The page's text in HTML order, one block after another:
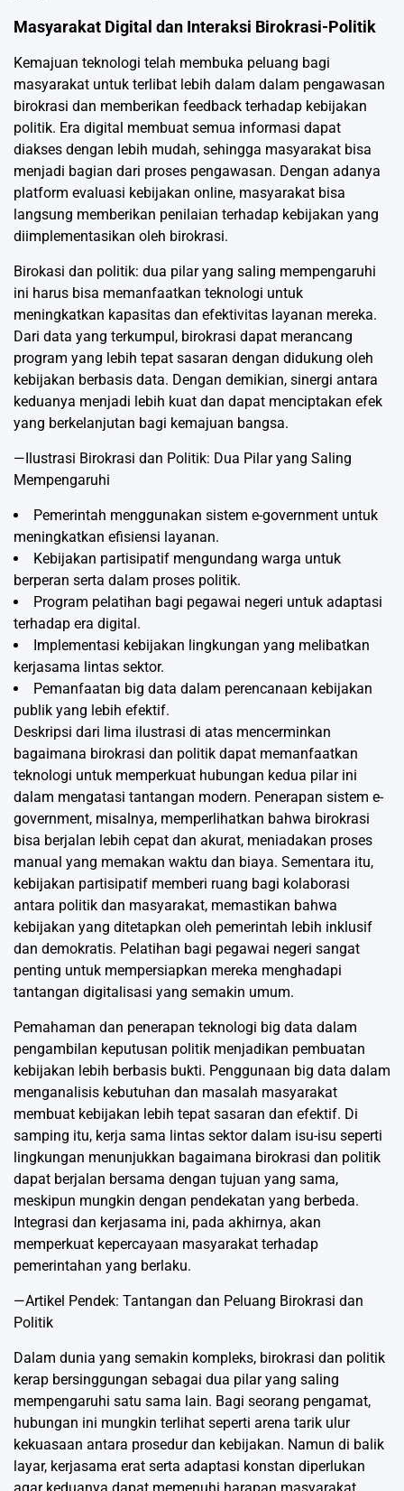
Masyarakat Digital dan Interaksi Birokrasi-Politik
Kemajuan teknologi telah membuka peluang bagi
masyarakat untuk terlibat lebih dalam dalam pengawasan
birokrasi dan memberikan feedback terhadap kebijakan
politik. Era digital membuat semua informasi dapat
diakses dengan lebih mudah, sehingga masyarakat bisa
menjadi bagian dari proses pengawasan. Dengan adanya
platform evaluasi kebijakan online, masyarakat bisa
langsung memberikan penilaian terhadap kebijakan yang
diimplementasikan oleh birokrasi.
Birokasi dan politik: dua pilar yang saling mempengaruhi
ini harus bisa memanfaatkan teknologi untuk
meningkatkan kapasitas dan efektivitas layanan mereka.
Dari data yang terkumpul, birokrasi dapat merancang
program yang lebih tepat sasaran dengan didukung oleh
kebijakan berbasis data. Dengan demikian, sinergi antara
keduanya menjadi lebih kuat dan dapat menciptakan efek
yang berkelanjutan bagi kemajuan bangsa.
—Ilustrasi Birokrasi dan Politik: Dua Pilar yang Saling
Mempengaruhi
Pemerintah menggunakan sistem e-government untuk
meningkatkan efisiensi layanan.
Kebijakan partisipatif mengundang warga untuk
berperan serta dalam proses politik.
Program pelatihan bagi pegawai negeri untuk adaptasi
terhadap era digital.
Implementasi kebijakan lingkungan yang melibatkan
kerjasama lintas sektor.
Pemanfaatan big data dalam perencanaan kebijakan
publik yang lebih efektif.
Deskripsi dari lima ilustrasi di atas mencerminkan
bagaimana birokrasi dan politik dapat memanfaatkan
teknologi untuk memperkuat hubungan kedua pilar ini
dalam mengatasi tantangan modern. Penerapan sistem e-
government, misalnya, memperlihatkan bahwa birokrasi
bisa berjalan lebih cepat dan akurat, meniadakan proses
manual yang memakan waktu dan biaya. Sementara itu,
kebijakan partisipatif memberi ruang bagi kolaborasi
antara politik dan masyarakat, memastikan bahwa
kebijakan yang ditetapkan oleh pemerintah lebih inklusif
dan demokratis. Pelatihan bagi pegawai negeri sangat
penting untuk mempersiapkan mereka menghadapi
tantangan digitalisasi yang semakin umum.
Pemahaman dan penerapan teknologi big data dalam
pengambilan keputusan politik menjadikan pembuatan
kebijakan lebih berbasis bukti. Penggunaan big data dalam
menganalisis kebutuhan dan masalah masyarakat
membuat kebijakan lebih tepat sasaran dan efektif. Di
samping itu, kerja sama lintas sektor dalam isu-isu seperti
lingkungan menunjukkan bagaimana birokrasi dan politik
dapat berjalan bersama dengan tujuan yang sama,
meskipun mungkin dengan pendekatan yang berbeda.
Integrasi dan kerjasama ini, pada akhirnya, akan
memperkuat kepercayaan masyarakat terhadap
pemerintahan yang berlaku.
—Artikel Pendek: Tantangan dan Peluang Birokrasi dan
Politik
Dalam dunia yang semakin kompleks, birokrasi dan politik
kerap bersinggungan sebagai dua pilar yang saling
mempengaruhi satu sama lain. Bagi seorang pengamat,
hubungan ini mungkin terlihat seperti arena tarik ulur
kekuasaan antara prosedur dan kebijakan. Namun di balik
layar, kerjasama erat serta adaptasi konstan diperlukan